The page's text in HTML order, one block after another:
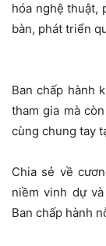
hóa nghệ thuật,
bàn, phát triển
Ban chấp hành
tham gia mà
cùng chung tay
Chia sẻ về
niềm vinh dự
Ban chấp hành